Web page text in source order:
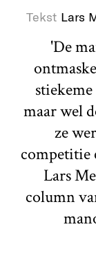
Tekst Lars
'De
maar wel
ze
competitie
Lars
column